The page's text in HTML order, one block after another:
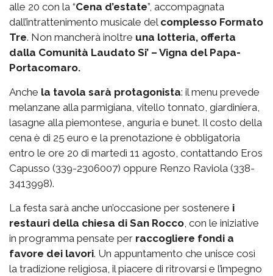
alle 20 con la “Cena d’estate”, accompagnata
dall’intrattenimento musicale del complesso Formato
Tre. Non mancherà inoltre una lotteria, offerta
dalla Comunità Laudato Si’ – Vigna del Papa-
Portacomaro.
Anche la tavola sarà protagonista: il menu prevede
melanzane alla parmigiana, vitello tonnato, giardiniera,
lasagne alla piemontese, anguria e bunet. Il costo della
cena è di 25 euro e la prenotazione è obbligatoria
entro le ore 20 di martedì 11 agosto, contattando Eros
Capusso (339-2306007) oppure Renzo Raviola (338-
3413998).
La festa sarà anche un’occasione per sostenere i
restauri della chiesa di San Rocco, con le iniziative
in programma pensate per raccogliere fondi a
favore dei lavori. Un appuntamento che unisce così
la tradizione religiosa, il piacere di ritrovarsi e l’impegno